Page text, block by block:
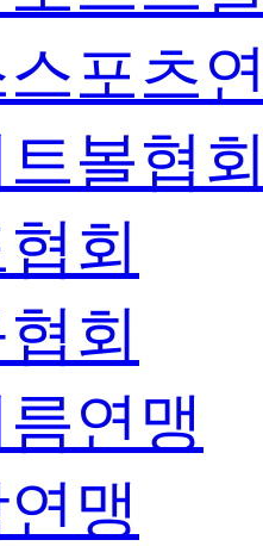
포츠
볼협
회
회
연맹
맹